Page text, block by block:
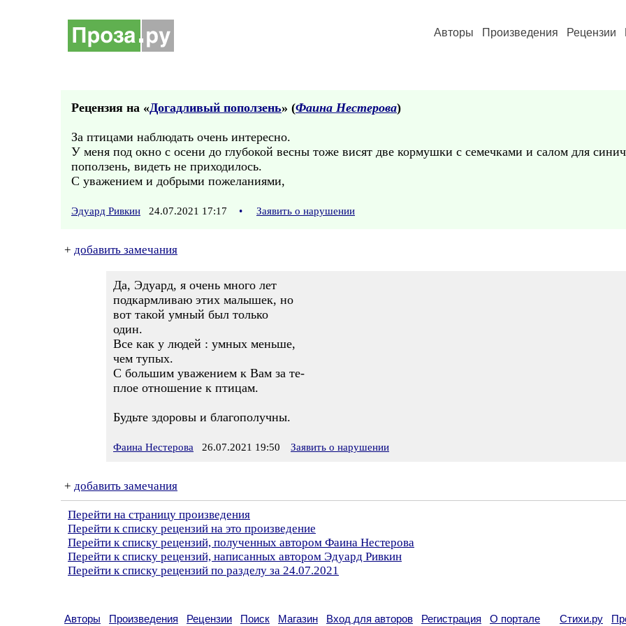
Авторы Произведения Рецензии
Рецензия на «Догадливый поползень» (Фаина Нестерова)
За птицами наблюдать очень интересно.
У меня под окно с осени до глубокой весны тоже висят две кормушки с семечками и салом для
поползень, видеть не приходилось.
С уважением и добрыми пожеланиями,
Эдуард Ривкин 24.07.2021 17:17 • Заявить о нарушении
+ добавить замечания
Да, Эдуард, я очень много лет
подкармливаю этих малышек, но
вот такой умный был только
один.
Все как у людей : умных меньше,
чем тупых.
С большим уважением к Вам за те-
плое отношение к птицам.
Будьте здоровы и благополучны.
Фаина Нестерова 26.07.2021 19:50 Заявить о нарушении
+ добавить замечания
Перейти на страницу произведения
Перейти к списку рецензий на это произведение
Перейти к списку рецензий, полученных автором Фаина Нестерова
Перейти к списку рецензий, написанных автором Эдуард Ривкин
Перейти к списку рецензий по разделу за 24.07.2021
Авторы Произведения Рецензии Поиск Магазин Вход для авторов Регистрация О портале Стихи.ру